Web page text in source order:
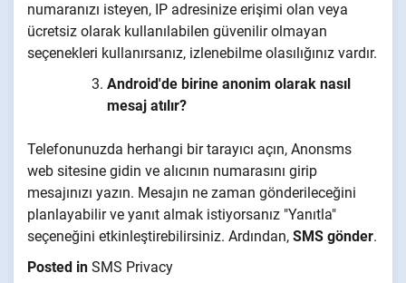
numaranızı isteyen, IP adresinize erişimi olan veya
ücretsiz olarak kullanılabilen güvenilir olmayan
seçenekleri kullanırsanız, izlenebilme olasılığınız vardır.
Android'de birine anonim olarak nasıl
mesaj atılır?
Telefonunuzda herhangi bir tarayıcı açın, Anonsms
web sitesine gidin ve alıcının numarasını girip
mesajınızı yazın. Mesajın ne zaman gönderileceğini
planlayabilir ve yanıt almak istiyorsanız "Yanıtla"
seçeneğini etkinleştirebilirsiniz. Ardından, SMS gönder.
Posted in SMS Privacy